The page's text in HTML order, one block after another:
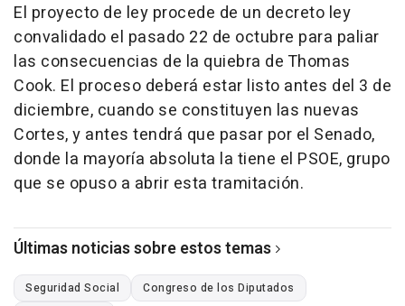
El proyecto de ley procede de un decreto ley
convalidado el pasado 22 de octubre para paliar
las consecuencias de la quiebra de Thomas
Cook. El proceso deberá estar listo antes del 3 de
diciembre, cuando se constituyen las nuevas
Cortes, y antes tendrá que pasar por el Senado,
donde la mayoría absoluta la tiene el PSOE, grupo
que se opuso a abrir esta tramitación.
Últimas noticias sobre estos temas
Seguridad Social
Congreso de los Diputados